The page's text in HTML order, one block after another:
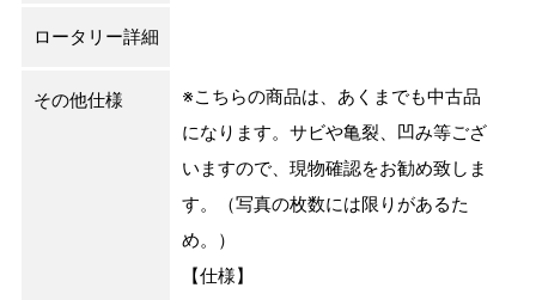
ロータリー詳細
その他仕様
※こちらの商品は、あくまでも中古品
になります。サビや亀裂、凹み等ござ
いますので、現物確認をお勧め致しま
す。（写真の枚数には限りがあるた
め。）
【仕様】